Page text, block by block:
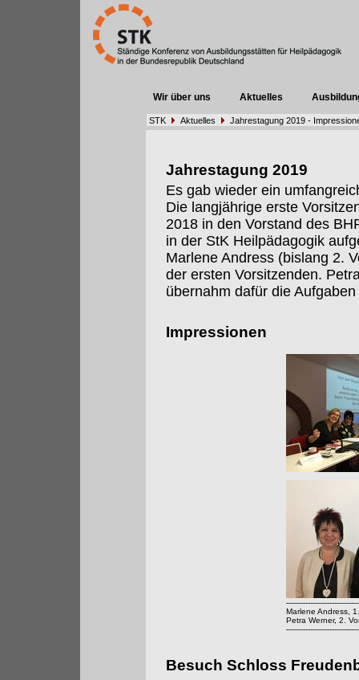
Wir über uns Aktuelles
STK Aktuelles Jahrestagung 2019 -
Jahrestagung 2019
Es gab wieder ein
Die langjährige erste
2018 in den Vorstand des
in der StK Heilpädagogik
Marlene Andress (bislang 2.
der ersten Vorsitzenden.
übernahm dafür die
Impressionen
Marlene Andress,
Petra Werner, 2.
Besuch Schloss